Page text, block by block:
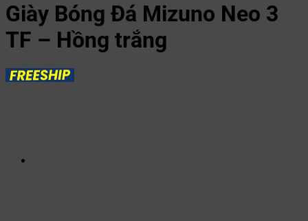
Giày Bóng Đá Mizuno Neo 3
TF – Hồng trắng